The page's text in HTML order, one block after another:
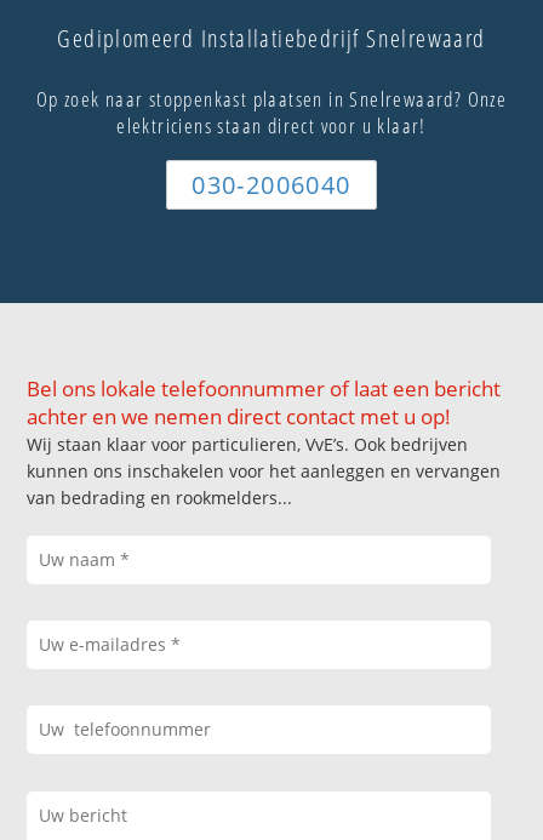
Gediplomeerd Installatiebedrijf Snelrewaard
Op zoek naar stoppenkast plaatsen in Snelrewaard? Onze
elektriciens staan direct voor u klaar!
030-2006040
Bel ons lokale telefoonnummer of laat een bericht
achter en we nemen direct contact met u op!
Wij staan klaar voor particulieren, VvE’s. Ook bedrijven
kunnen ons inschakelen voor het aanleggen en vervangen
van bedrading en rookmelders...